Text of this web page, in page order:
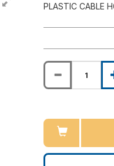
PLASTIC CABLE